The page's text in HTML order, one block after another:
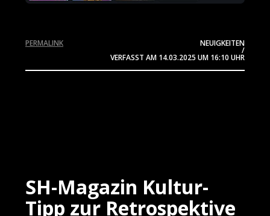
NEUIGKEITEN
/
VERFASST AM 14.03.2025 UM 16:10 UHR
PERMALINK
SH-Magazin Kultur-
Tipp zur Retrospektive